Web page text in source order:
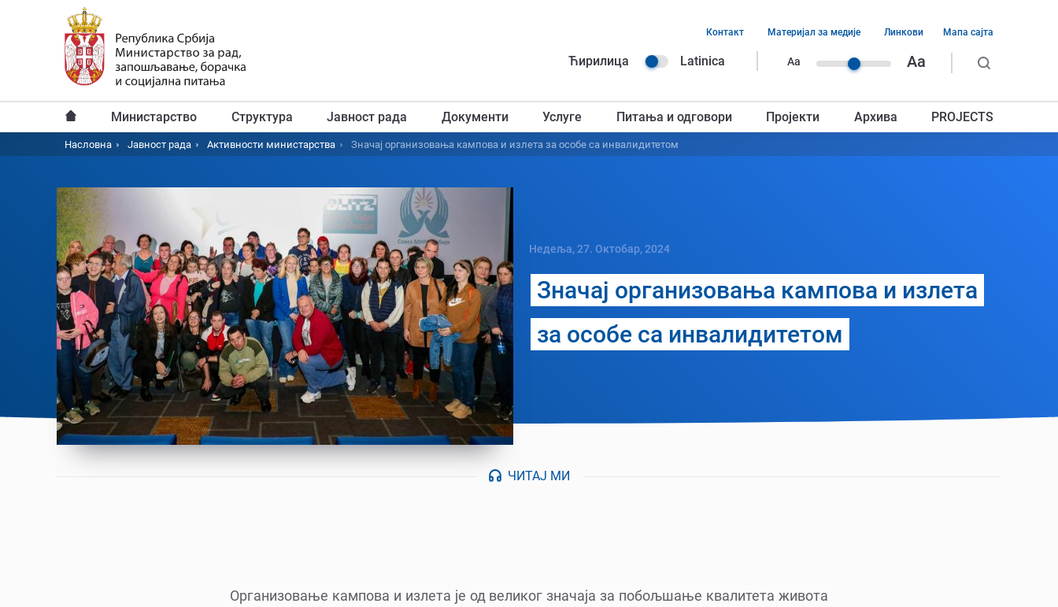
Ћирилица Latinica Aa Aa
заглавља
Контакт Материјал за медије Линкови Мапа сајта
Главни
Министарство Структура Јавност рада Документи Услуге Питања и одговори Пројекти Архива PROJECTS
Насловна Јавност рада Активности министарства Значај организовања кампова и излета за особе са инвалидитетом
Недеља, 27. Октобар, 2024
Значај организовања кампова и излета
за особе са инвалидитетом
ЧИТАЈ МИ
Организовање кампова и излета је од великог значаја за побољшање квалитета живота